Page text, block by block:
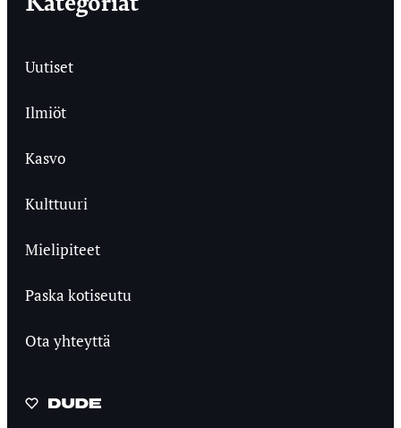
Uutiset
Ilmiöt
Kasvo
Kulttuuri
Mielipiteet
Paska kotiseutu
Ota yhteyttä